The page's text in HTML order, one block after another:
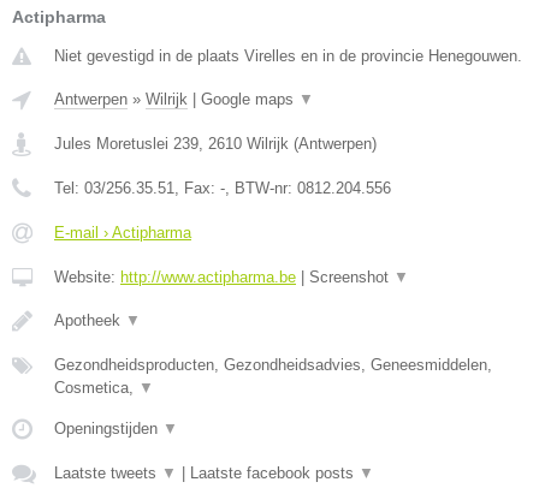
Actipharma
Niet gevestigd in de plaats Virelles en in de provincie Henegouwen.
Antwerpen » Wilrijk Google maps ▼
Jules Moretuslei 239, 2610 Wilrijk (Antwerpen)
Tel: 03/256.35.51, Fax: -, BTW-nr: 0812.204.556
E-mail › Actipharma
Website: http://www.actipharma.be Screenshot ▼
Apotheek ▼
Gezondheidsproducten, Gezondheidsadvies, Geneesmiddelen,
Cosmetica, ▼
Openingstijden ▼
Laatste tweets ▼ Laatste facebook posts ▼